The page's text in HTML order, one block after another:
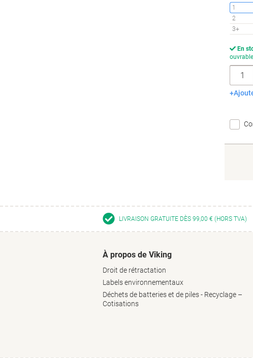
1
2
3+
En
LIVRAISON GRATUITE DÈS 99,00 € (HORS TVA)
À propos de Viking
Droit de rétractation
Labels environnementaux
Déchets de batteries et de piles - Recyclage –
Cotisations